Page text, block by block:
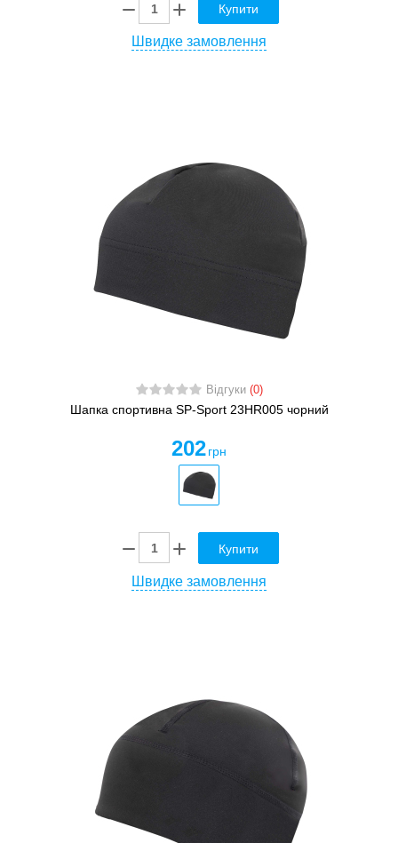
Купити
Швидке замовлення
Відгуки (0)
Шапка спортивна SP-Sport 23HR005 чорний
202 грн
Купити
Швидке замовлення